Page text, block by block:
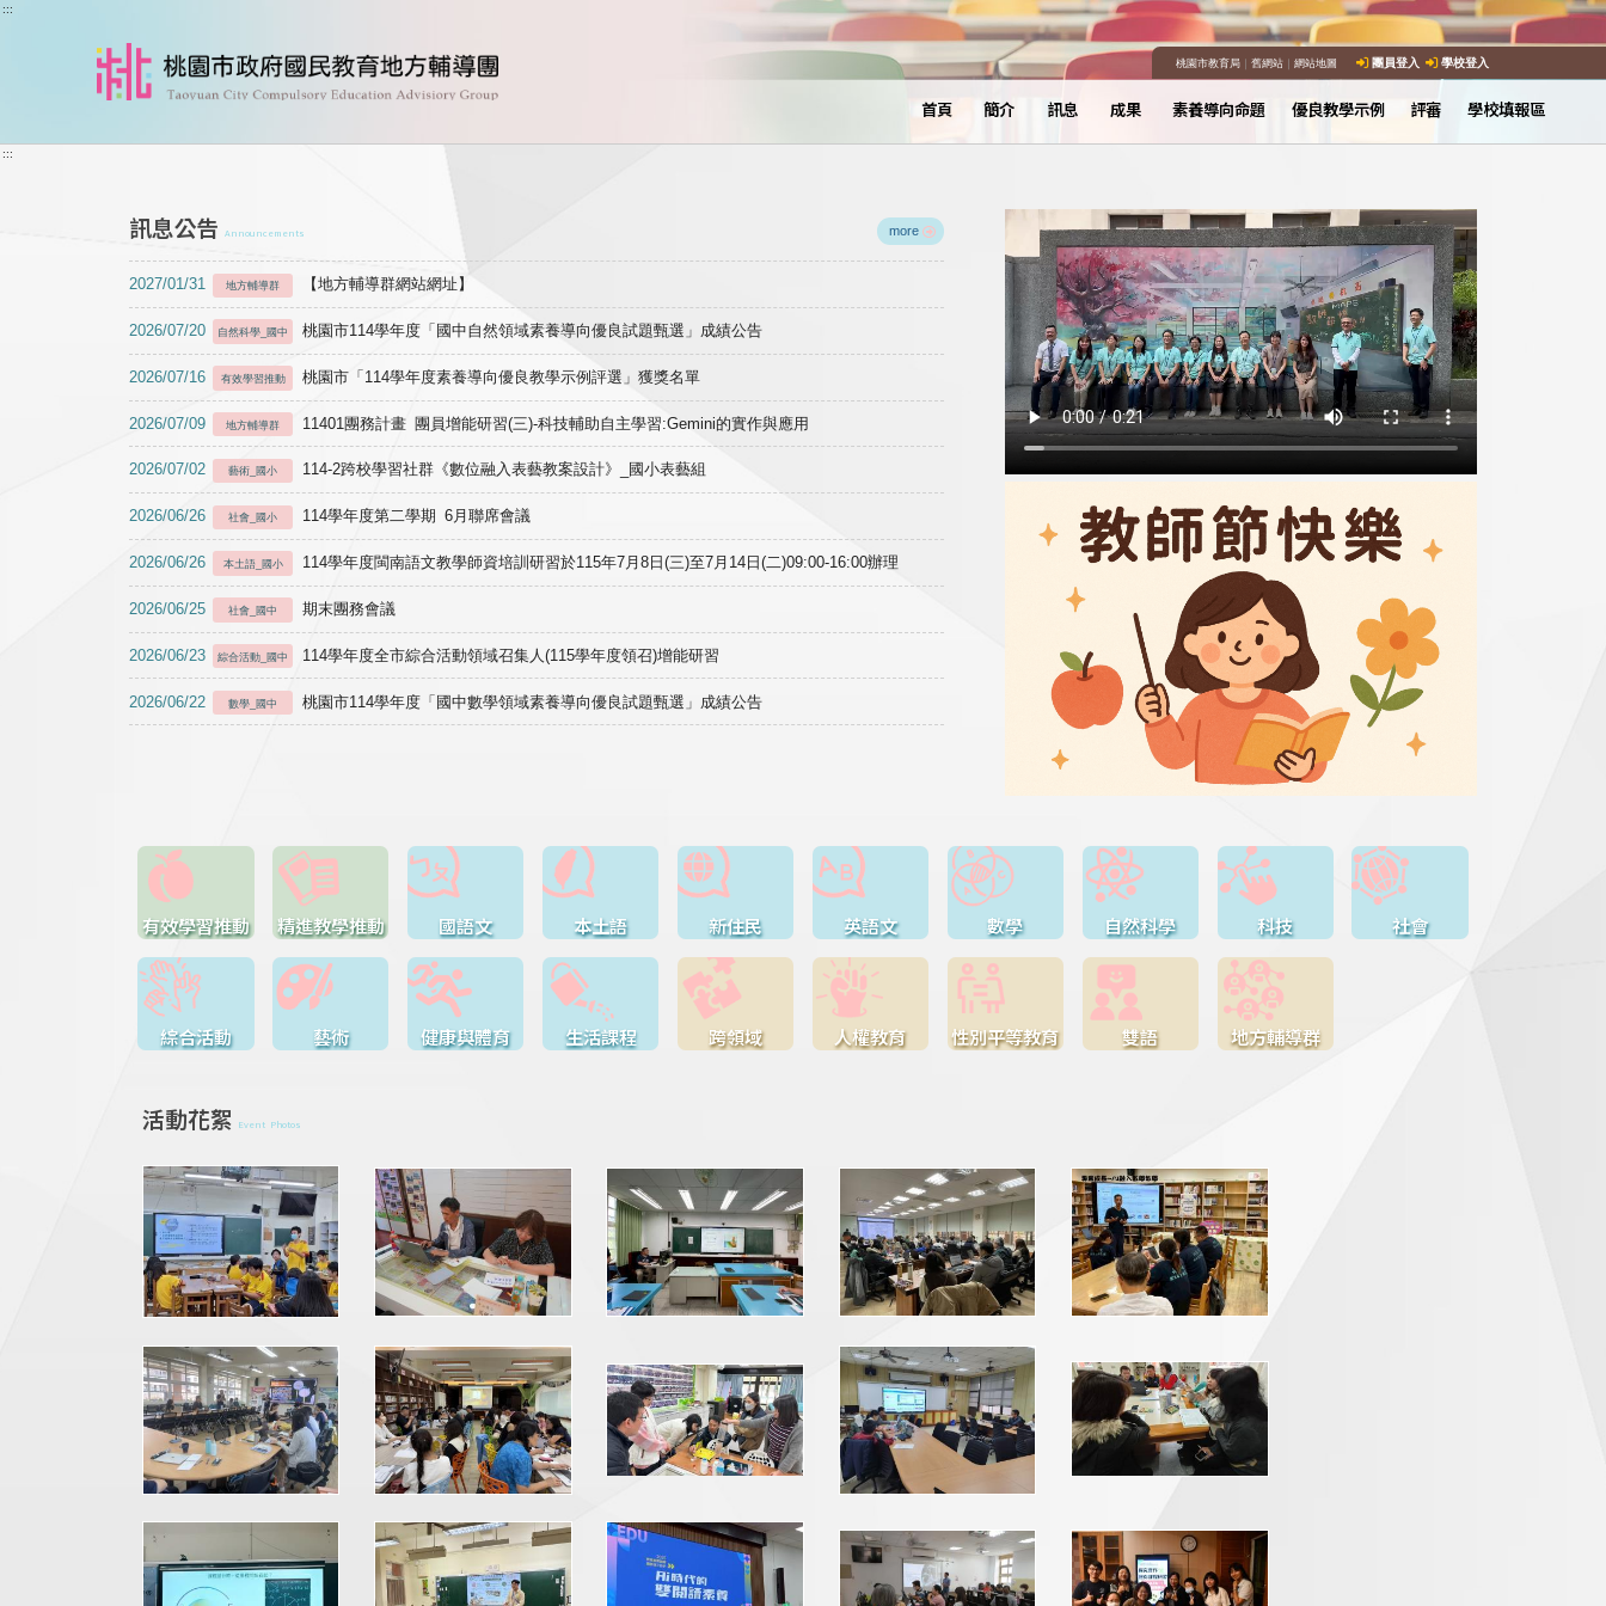
跳到主要內容
:::
桃園市教育局｜ 舊網站｜ 網站地圖 團員登入 學校登入
首頁 簡介 訊息 成果 素養導向命題 優良教學示例 評審 學校填報區
:::
訊息公告 Announcements more
2027/01/31 地方輔導群 【地方輔導群網站網址】
2026/07/20 自然科學_國中 桃園市114學年度「國中自然領域素養導向優良試題甄選」成績公告
2026/07/16 有效學習推動 桃園市「114學年度素養導向優良教學示例評選」獲獎名單
2026/07/09 地方輔導群 11401團務計畫 團員增能研習(三)-科技輔助自主學習:Gemini的實作與應用
2026/07/02 藝術_國小 114-2跨校學習社群《數位融入表藝教案設計》_國小表藝組
2026/06/26 社會_國小 114學年度第二學期 6月聯席會議
2026/06/26 本土語_國小 114學年度閩南語文教學師資培訓研習於115年7月8日(三)至7月14日(二)09:00-16:00辦理
2026/06/25 社會_國中 期末團務會議
2026/06/23 綜合活動_國中 114學年度全市綜合活動領域召集人(115學年度領召)增能研習
2026/06/22 數學_國中 桃園市114學年度「國中數學領域素養導向優良試題甄選」成績公告
有效學習推動 精進教學推動 國語文 本土語 新住民 英語文 數學 自然科學 科技 社會
綜合活動 藝術 健康與體育 生活課程 跨領域 人權教育 性別平等教育 雙語 地方輔導群
活動花絮 Event Photos